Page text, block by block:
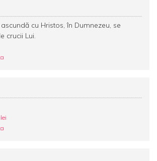
cu Hristos, în Dumnezeu, se
crucii Lui.